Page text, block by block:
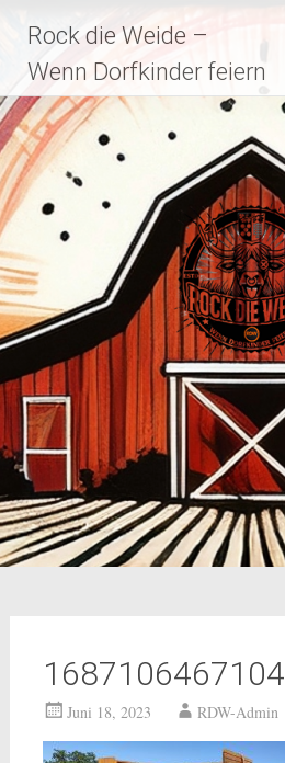
Inhalt
springen
Rock die Weide –
Wenn Dorfkinder feiern
1687106467104
Juni 18, 2023 RDW-Admin